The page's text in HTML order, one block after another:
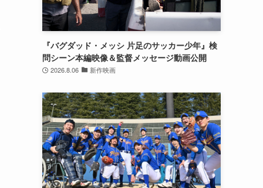
『バグダッド・メッシ 片足のサッカー少年』検
問シーン本編映像＆監督メッセージ動画公開
2026.8.06 新作映画